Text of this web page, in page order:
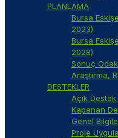
PLANLAMA
Bursa
2023)
Bursa
2028)
Sonuç
Araştırma,
DESTEKLER
Açık
Kapanan
Genel
Proje